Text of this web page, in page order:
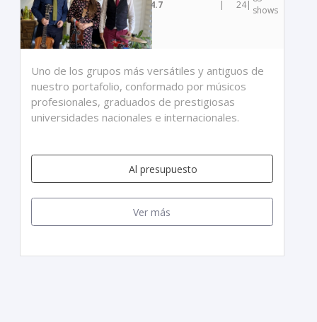
4.7 | 24| shows
Uno de los grupos más versátiles y antiguos de
nuestro portafolio, conformado por músicos
profesionales, graduados de prestigiosas
universidades nacionales e internacionales.
Al presupuesto
Ver más